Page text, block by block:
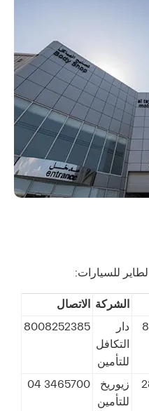
للسيارات:
الشركة
الاتصال
دار
التكافل
للتأمين
8008252385
زيوريخ
للتأمين
3465700 04